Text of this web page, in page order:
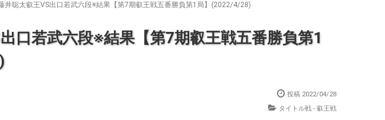
井聡太叡王VS出口若武六段※結果【第7期叡王戦五番勝負第1局】(2022/4/28)
口若武六段※結果【第7期叡王戦五番勝負第1
投稿 2022/04/28
タイトル戦 - 叡王戦